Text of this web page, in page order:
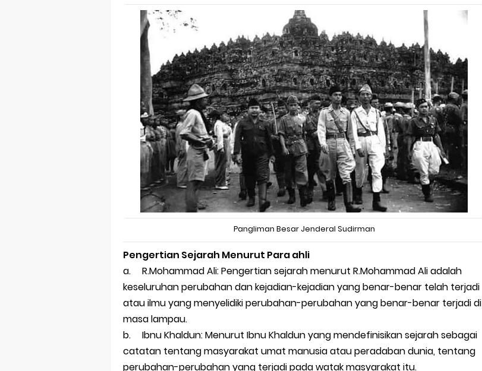
Pangliman Besar Jenderal Sudirman
Pengertian Sejarah Menurut Para ahli
a.
R.Mohammad Ali: Pengertian sejarah menurut R.Mohammad Ali adalah
keseluruhan perubahan dan kejadian-kejadian yang benar-benar telah terjadi
atau ilmu yang menyelidiki perubahan-perubahan yang benar-benar terjadi di
masa lampau.
b.
Ibnu Khaldun: Menurut Ibnu Khaldun yang mendefinisikan sejarah sebagai
catatan tentang masyarakat umat manusia atau peradaban dunia, tentang
perubahan-perubahan yang terjadi pada watak masyarakat itu.